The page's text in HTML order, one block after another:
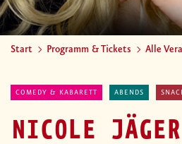
Start Programm & Tickets Alle
COMEDY & KABARETT ABENDS
NICOLE JÄGER